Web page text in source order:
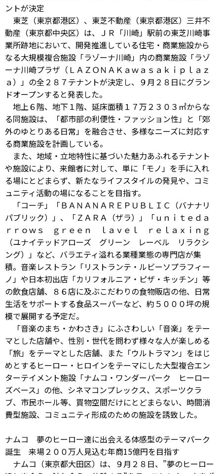
ントが決定
東芝（東京都港区）、東芝不動産（東京都港区）三井不
動産（東京都中央区）は、ＪＲ「川崎」駅前の東芝川崎事
業所跡地において、開発推進している住宅・商業施設から
なる大規模複合施設「ラゾーナ川崎」内の商業施設「ラゾ
ーナ川崎プラザ（ＬＡＺＯＮＡＫａｗａｓａｋｉｐｌａｚ
ａ）」の全２８７テナントが決定し、９月２８日にグラン
ドオープンすると発表した。
地上６階、地下１階、延床面積１７万２３０３㎡からな
る同施設は、「都市部の利便性・ファッション性」と「郊
外のゆとりある日常」を融合させ、多様なニーズに対応す
る商業施設を計画している。
また、地域・立地特性に基づいた魅力あふれるテナント
や施設により、来館者に対して、単に「モノ」を手に入れ
る場にとどまらず、新たなライフスタイルの発見や、コミ
ュニティ活動の場になることを目指す。
「コーチ」「ＢＡＮＡＮＡＲＥＰＵＢＬＩＣ（バナナリ
パブリック）」、「ＺＡＲＡ（ザラ）」「ｕｎｉｔｅｄａ
ｒｒｏｗｓ ｇｒｅｅｎ ｌａｖｅｌ ｒｅｌａｘｉｎｇ
（ユナイテッドアローズ グリーン レーベル リラクシ
ング）」など、バラエティ溢れる業種業態の専門店が集
積。音楽レストラン「リストランテ・ルビーソプラフィー
ノ」や日本初出店「カリフォルニア・ピザ・キッチン」等
の飲食店舗、８６店に及ぶこだわりの食物販店の他、日常
生活をサポートする食品スーパーなど、約５０００坪の規
模で展開する予定だ。
「音楽のまち・かわさき」にふさわしい「音楽」をテー
マとした店舗や、性別・世代を問わず様々な人が楽しめる
「旅」をテーマとした店舗、また「ウルトラマン」をはじ
めとするヒーロー・ヒロインをテーマにした大型複合エン
ターテイメント施設「ナムコ・ワンダーパーク ヒーロー
ズベース」の他、シネマコンプレックス、スポーツクラ
ブ、市民ホール等、買物空間だけにとどまらない、時間消
費型施設、コミュニティ形成のための施設を誘致した。
ナムコ 夢のヒーロー達に出会える体感型のテーマパーク
誕生 来場２００万人見込む年商15億円を目指す
ナムコ（東京都大田区）は、９月２８日、”夢のヒーロー